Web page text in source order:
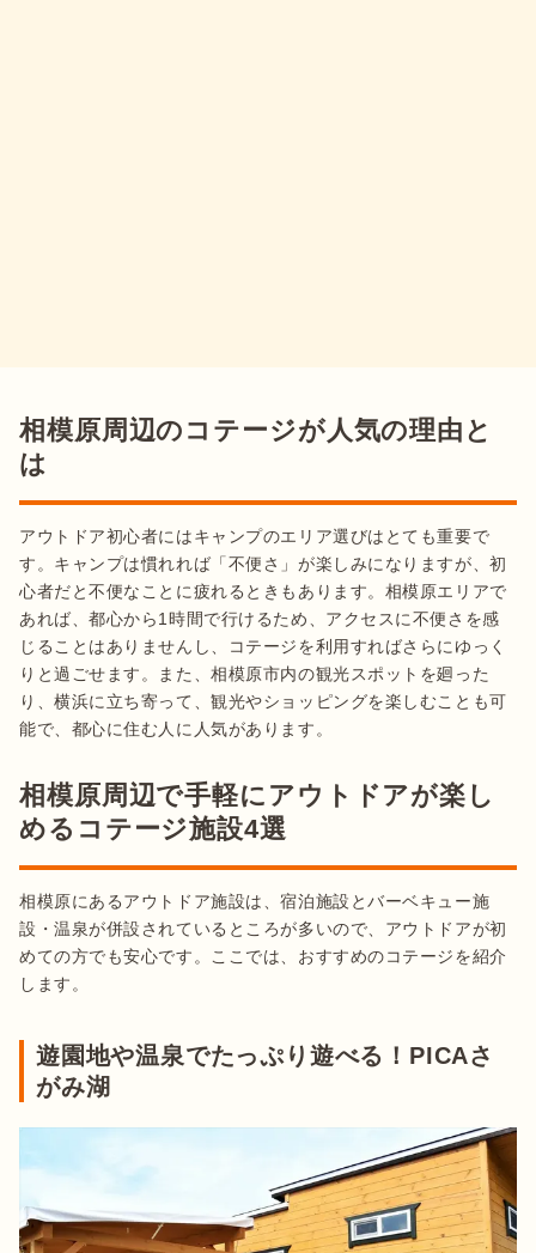
相模原周辺のコテージが人気の理由と
は
アウトドア初心者にはキャンプのエリア選びはとても重要で
す。キャンプは慣れれば「不便さ」が楽しみになりますが、初
心者だと不便なことに疲れるときもあります。相模原エリアで
あれば、都心から1時間で行けるため、アクセスに不便さを感
じることはありませんし、コテージを利用すればさらにゆっく
りと過ごせます。また、相模原市内の観光スポットを廻った
り、横浜に立ち寄って、観光やショッピングを楽しむことも可
能で、都心に住む人に人気があります。
相模原周辺で手軽にアウトドアが楽し
めるコテージ施設4選
相模原にあるアウトドア施設は、宿泊施設とバーベキュー施
設・温泉が併設されているところが多いので、アウトドアが初
めての方でも安心です。ここでは、おすすめのコテージを紹介
遊園地や温泉でたっぷり遊べる！PICAさ
がみ湖